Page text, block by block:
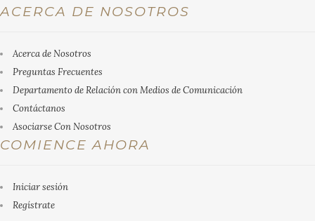
ACERCA DE NOSOTROS
Acerca de Nosotros
Preguntas Frecuentes
Departamento de Relación con Medios de Comunicación
Contáctanos
Asociarse Con Nosotros
COMIENCE AHORA
Iniciar sesión
Regístrate